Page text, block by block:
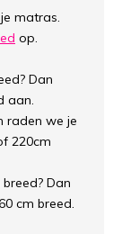
matras.
op.
Dan
aan.
raden we je
220cm
Dan
cm breed.